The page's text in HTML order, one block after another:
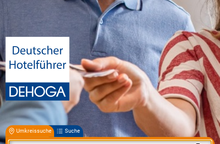
Umkreissuche Suche